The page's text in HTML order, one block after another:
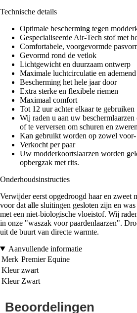
Technische details
Optimale bescherming tegen
Gespecialiseerde Air-Tech stof met
Comfortabele, voorgevormde
Gevormd rond de vetlok
Lichtgewicht en duurzaam ontwerp
Maximale luchtcirculatie en
Bescherming het hele jaar door
Extra sterke en flexibele riemen
Maximaal comfort
Tot 12 uur achter elkaar te gebruiken
Wij raden u aan uw
of te verversen om schuren en
Kan gebruikt worden op zowel voor-
Verkocht per paar
Uw modderkoortslaarzen worden
opbergzak met rits.
Onderhoudsinstructies
Verwijder eerst opgedroogd haar en zweet
voor dat alle sluitingen gesloten zijn en
met een niet-biologische vloeistof. Wij
in onze "waszak voor paardenlaarzen".
uit de buurt van directe warmte.
Aanvullende informatie
Merk Premier Equine
Kleur zwart
Kleur Zwart